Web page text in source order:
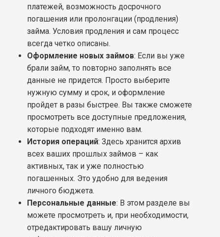
платежей, возможность досрочного
погашения или пролонгации (продления)
займа. Условия продления и сам процесс
всегда четко описаны.
Оформление новых займов: Если вы уже
брали займ, то повторно заполнять все
данные не придется. Просто выберите
нужную сумму и срок, и оформление
пройдет в разы быстрее. Вы также сможете
просмотреть все доступные предложения,
которые подходят именно вам.
История операций: Здесь хранится архив
всех ваших прошлых займов – как
активных, так и уже полностью
погашенных. Это удобно для ведения
личного бюджета.
Персональные данные: В этом разделе вы
можете просмотреть и, при необходимости,
отредактировать вашу личную